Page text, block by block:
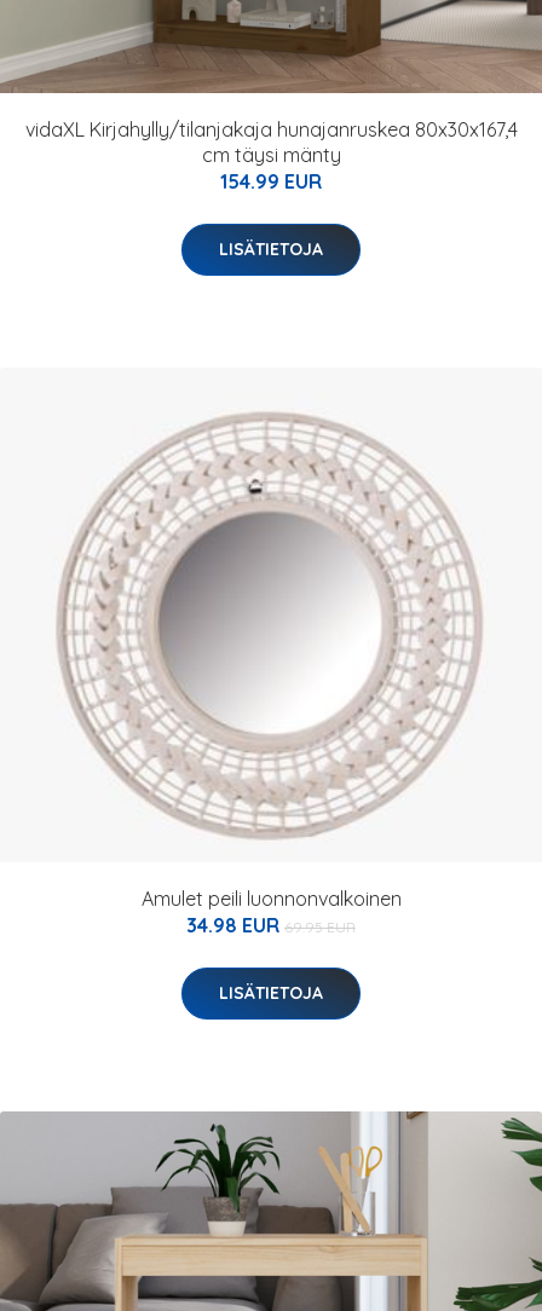
vidaXL Kirjahylly/tilanjakaja hunajanruskea 80x30x167,4
cm täysi mänty
154.99 EUR
LISÄTIETOJA
Amulet peili luonnonvalkoinen
34.98 EUR 69.95 EUR
LISÄTIETOJA